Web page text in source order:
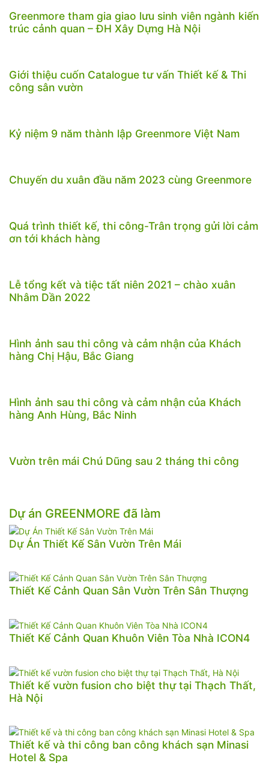
Greenmore tham gia giao lưu sinh viên ngành kiến
trúc cảnh quan – ĐH Xây Dựng Hà Nội
Giới thiệu cuốn Catalogue tư vấn Thiết kế & Thi
công sân vườn
Kỷ niệm 9 năm thành lập Greenmore Việt Nam
Chuyến du xuân đầu năm 2023 cùng Greenmore
Quá trình thiết kế, thi công-Trân trọng gửi lời cảm
ơn tới khách hàng
Lễ tổng kết và tiệc tất niên 2021 – chào xuân
Nhâm Dần 2022
Hình ảnh sau thi công và cảm nhận của Khách
hàng Chị Hậu, Bắc Giang
Hình ảnh sau thi công và cảm nhận của Khách
hàng Anh Hùng, Bắc Ninh
Vườn trên mái Chú Dũng sau 2 tháng thi công
Dự án GREENMORE đã làm
Dự Án Thiết Kế Sân Vườn Trên Mái
Thiết Kế Cảnh Quan Sân Vườn Trên Sân Thượng
Thiết Kế Cảnh Quan Khuôn Viên Tòa Nhà ICON4
Thiết kế vườn fusion cho biệt thự tại Thạch Thất,
Hà Nội
Thiết kế và thi công ban công khách sạn Minasi
Hotel & Spa